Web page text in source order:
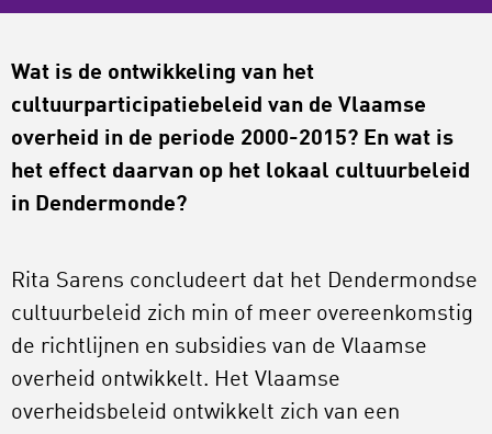
Wat is de ontwikkeling van het
cultuurparticipatiebeleid van de Vlaamse
overheid in de periode 2000-2015? En wat is
het effect daarvan op het lokaal cultuurbeleid
in Dendermonde?
Rita Sarens concludeert dat het Dendermondse
cultuurbeleid zich min of meer overeenkomstig
de richtlijnen en subsidies van de Vlaamse
overheid ontwikkelt. Het Vlaamse
overheidsbeleid ontwikkelt zich van een